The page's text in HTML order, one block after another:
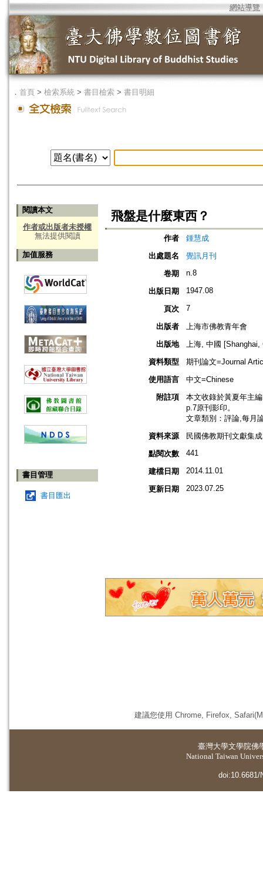
網站導覽
． 首頁 > 檢索系統 > 書目檢索 > 書目明細
閱讀本文
作者或出版者未授權
無法提供閱讀
加值服務
書目管理
書目匯出
飛盤是什麼東西？
作者
鍾慧成
出處題名
覺訊月刊
卷期
n.8
出版日期 1947.08
頁次 7
出版者
上海市佛教青年會
出版地
上海, 中國 [Shanghai,
資料類型
期刊論文=Journal
使用語言
中文=Chinese
附註項
本文收錄於黃夏年主
p.7原刊影印。
文章類別：評論,每月
資料來源
民國佛教期刊文獻集
點閱次數
441
建檔日期 2014.11.01
更新日期 2023.07.25
建議您使用 Chrome, Firefox,
臺灣大學文學院佛
National Taiwan
doi:10.6681/